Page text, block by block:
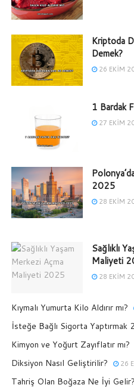
Kriptoda
Demek?
26 EKIM
1 Bardak
27 EKIM
2025
28 EKIM
Sağlıklı
Maliyeti
28 EKIM
Kıymalı Yumurta Kilo Aldırır mı?
İsteğe Bağlı Sigorta Yaptırmak
Kimyon ve Yoğurt Zayıflatır mı?
Diksiyon Nasıl Geliştirilir? 26
Tahriş Olan Boğaza Ne İyi Gelir?